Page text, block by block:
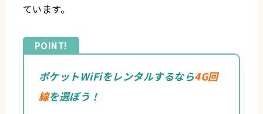
ています。
ポケットWiFiをレンタルするなら4G回
線を選ぼう！